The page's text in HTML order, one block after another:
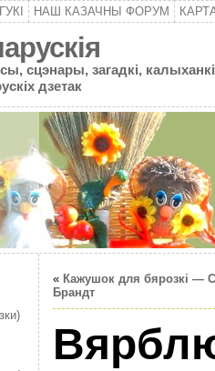
НАШ КАЗАЧНЫ ФОРУМ
сцэнары, загадкі,
дзетак
« Кажушок для бярозкi —
Брандт